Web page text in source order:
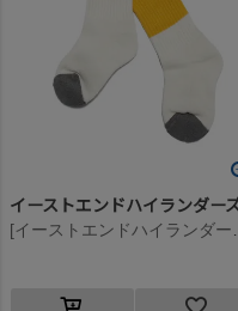
イーストエンドハイランダー